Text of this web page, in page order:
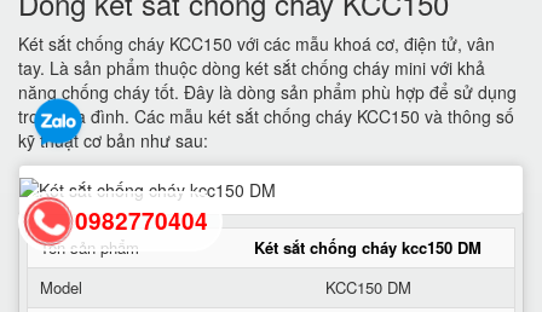
Két sắt chống cháy KCC150 với các mẫu khoá cơ, điện tử, vân
tay. Là sản phẩm thuộc dòng két sắt chống cháy mini với khả
năng chống cháy tốt. Đây là dòng sản phẩm phù hợp để sử dụng
trong gia đình. Các mẫu két sắt chống cháy KCC150 và thông số
kỹ thuật cơ bản như sau:
Tên sản phẩm
Két sắt chống cháy kcc150 DM
Model
KCC150 DM
0982770404